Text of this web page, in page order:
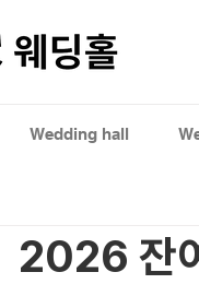
Wedding hall
2026 잔